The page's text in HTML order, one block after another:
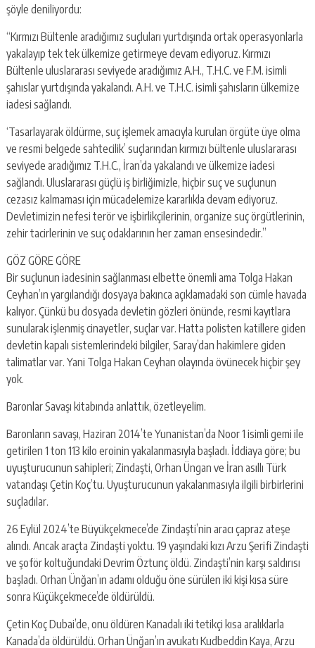
şöyle deniliyordu:
“Kırmızı Bültenle aradığımız suçluları yurtdışında ortak operasyonlarla
yakalayıp tek tek ülkemize getirmeye devam ediyoruz. Kırmızı
Bültenle uluslararası seviyede aradığımız A.H., T.H.C. ve F.M. isimli
şahıslar yurtdışında yakalandı. A.H. ve T.H.C. isimli şahısların ülkemize
iadesi sağlandı.
‘Tasarlayarak öldürme, suç işlemek amacıyla kurulan örgüte üye olma
ve resmi belgede sahtecilik’ suçlarından kırmızı bültenle uluslararası
seviyede aradığımız T.H.C., İran’da yakalandı ve ülkemize iadesi
sağlandı. Uluslararası güçlü iş birliğimizle, hiçbir suç ve suçlunun
cezasız kalmaması için mücadelemize kararlıkla devam ediyoruz.
Devletimizin nefesi terör ve işbirlikçilerinin, organize suç örgütlerinin,
zehir tacirlerinin ve suç odaklarının her zaman ensesindedir.”
GÖZ GÖRE GÖRE
Bir suçlunun iadesinin sağlanması elbette önemli ama Tolga Hakan
Ceyhan’ın yargılandığı dosyaya bakınca açıklamadaki son cümle havada
kalıyor. Çünkü bu dosyada devletin gözleri önünde, resmi kayıtlara
sunularak işlenmiş cinayetler, suçlar var. Hatta polisten katillere giden
devletin kapalı sistemlerindeki bilgiler, Saray’dan hakimlere giden
talimatlar var. Yani Tolga Hakan Ceyhan olayında övünecek hiçbir şey
yok.
Baronlar Savaşı kitabında anlattık, özetleyelim.
Baronların savaşı, Haziran 2014’te Yunanistan’da Noor 1 isimli gemi ile
getirilen 1 ton 113 kilo eroinin yakalanmasıyla başladı. İddiaya göre; bu
uyuşturucunun sahipleri; Zindaşti, Orhan Üngan ve İran asıllı Türk
vatandaşı Çetin Koç’tu. Uyuşturucunun yakalanmasıyla ilgili birbirlerini
suçladılar.
26 Eylül 2024’te Büyükçekmece’de Zindaşti’nin aracı çapraz ateşe
alındı. Ancak araçta Zindaşti yoktu. 19 yaşındaki kızı Arzu Şerifi Zindaşti
ve şoför koltuğundaki Devrim Öztunç öldü. Zindaşti’nin karşı saldırısı
başladı. Orhan Ünğan’ın adamı olduğu öne sürülen iki kişi kısa süre
sonra Küçükçekmece’de öldürüldü.
Çetin Koç Dubai’de, onu öldüren Kanadalı iki tetikçi kısa aralıklarla
Kanada’da öldürüldü. Orhan Ünğan’ın avukatı Kudbeddin Kaya, Arzu